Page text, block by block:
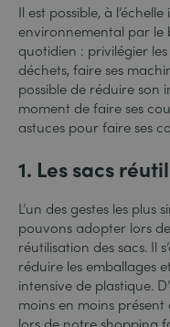
Il est possible, à
environnemental par le
quotidien : privilégier
déchets, faire ses
possible de réduire
moment de faire ses
astuces pour faire ses
1. Les sacs
L’un des gestes les
pouvons adopter lors
réutilisation des sacs. Il
réduire les emballages
intensive de plastique.
moins en moins